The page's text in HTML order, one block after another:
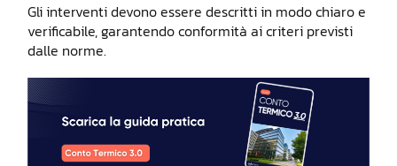
Gli interventi devono essere descritti in modo chiaro e
verificabile, garantendo conformità ai criteri previsti
dalle norme.